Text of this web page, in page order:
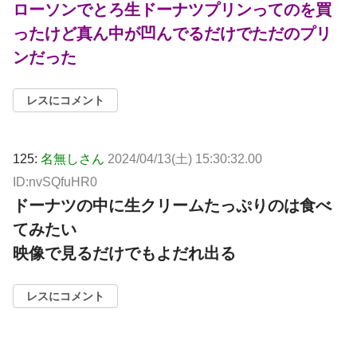
ローソンでとろ生ドーナツプリンってのを買
ったけど真ん中が凹んでるだけでただのプリ
ンだった
レスにコメント
125: 名無しさん 2024/04/13(土) 15:30:32.00
ID:nvSQfuHR0
ドーナツの中に生クリームたっぷりのは食べ
てみたい
映像で見るだけでもよだれ出る
レスにコメント